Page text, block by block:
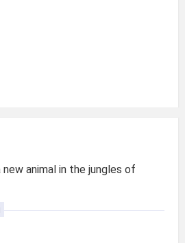
animal in the jungles of